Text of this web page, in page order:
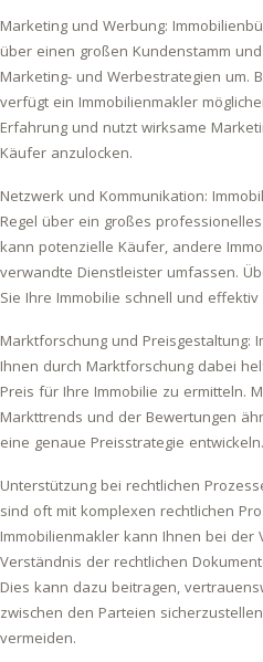
Marketing und Werbung:
über einen großen Kundenstamm
Marketing- und Werbestrategien um.
verfügt ein Immobilienmakler
Erfahrung und nutzt wirksame
Käufer anzulocken.
Netzwerk und Kommunikation:
Regel über ein großes
kann potenzielle Käufer, andere
verwandte Dienstleister umfassen.
Sie Ihre Immobilie schnell und
Marktforschung und Preisgestaltung:
Ihnen durch Marktforschung dabei
Preis für Ihre Immobilie zu ermitteln.
Markttrends und der Bewertungen
eine genaue Preisstrategie entwickeln.
Unterstützung bei rechtlichen
sind oft mit komplexen rechtlichen
Immobilienmakler kann Ihnen bei der
Verständnis der rechtlichen
Dies kann dazu beitragen,
zwischen den Parteien
vermeiden.